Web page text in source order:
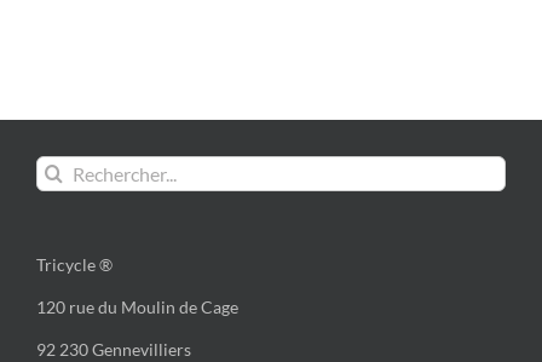
Rechercher:
Tricycle ®
120 rue du Moulin de Cage
92 230 Gennevilliers